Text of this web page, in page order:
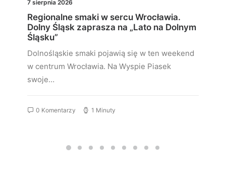
7 sierpnia 2026
Regionalne smaki w sercu Wrocławia.
Dolny Śląsk zaprasza na „Lato na Dolnym
Śląsku”
Dolnośląskie smaki pojawią się w ten weekend
w centrum Wrocławia. Na Wyspie Piasek
swoje…
0 Komentarzy 1 Minuty